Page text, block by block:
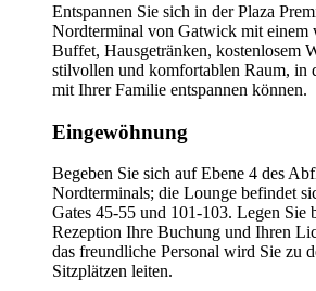
Entspannen Sie sich in der Plaza
Nordterminal von Gatwick mit einem
Buffet, Hausgetränken, kostenlosem
stilvollen und komfortablen Raum, in
mit Ihrer Familie entspannen können.
Eingewöhnung
Begeben Sie sich auf Ebene 4 des
Nordterminals; die Lounge befindet
Gates 45-55 und 101-103. Legen Sie
Rezeption Ihre Buchung und Ihren
das freundliche Personal wird Sie zu
Sitzplätzen leiten.